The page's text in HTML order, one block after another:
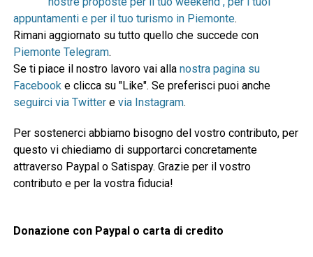
appuntamenti e per il tuo turismo in Piemonte.
Rimani aggiornato su tutto quello che succede con
Piemonte Telegram.
Se ti piace il nostro lavoro vai alla nostra pagina su
Facebook e clicca su "Like". Se preferisci puoi anche
seguirci via Twittere via Instagram.
Per sostenerci abbiamo bisogno del vostro contributo, per
questo vi chiediamo di supportarci concretamente
attraverso Paypal o Satispay. Grazie per il vostro
contributo e per la vostra fiducia!
Donazione con Paypal o carta di credito